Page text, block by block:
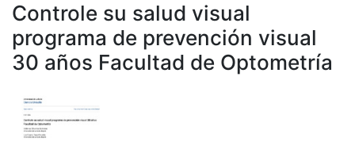
Controle su salud visual
programa de prevención visual
30 años Facultad de Optometría